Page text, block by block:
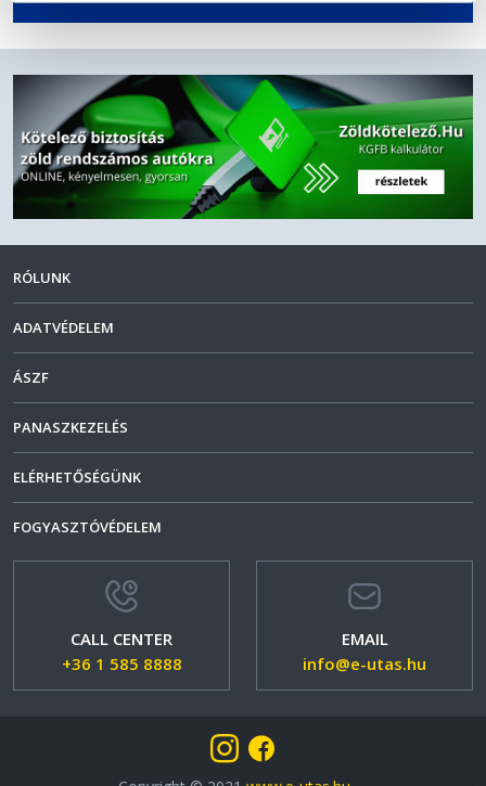
RÓLUNK
ADATVÉDELEM
ÁSZF
PANASZKEZELÉS
ELÉRHETŐSÉGÜNK
FOGYASZTÓVÉDELEM
CALL CENTER
+36 1 585 8888
EMAIL
info@e-utas.hu